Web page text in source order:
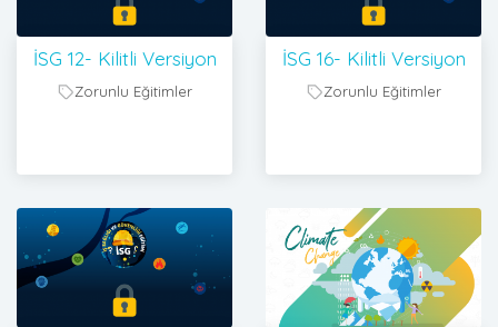
İSG 12- Kilitli Versiyon
Zorunlu Eğitimler
İSG 16- Kilitli Versiyon
Zorunlu Eğitimler